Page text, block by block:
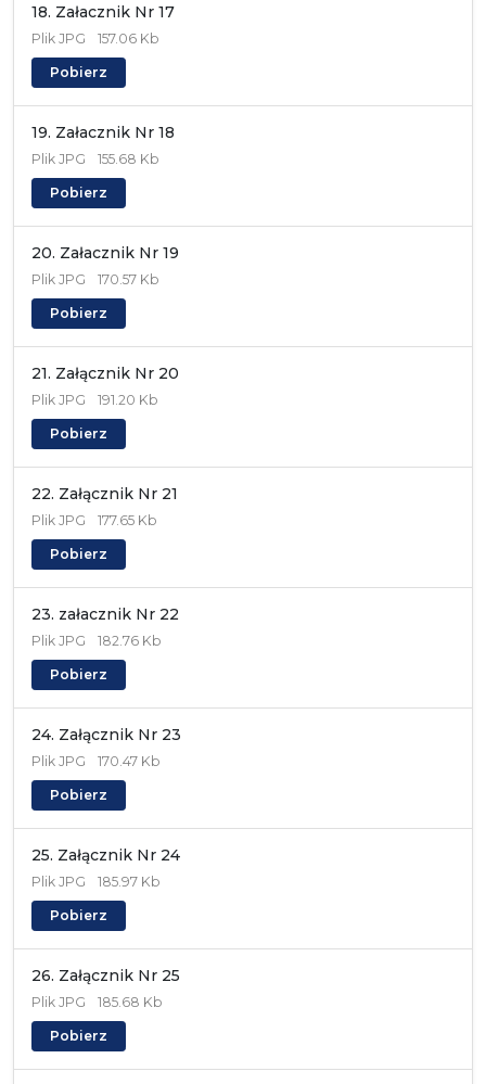
18. Załacznik Nr 17
Plik JPG 157.06 Kb
Pobierz
19. Załacznik Nr 18
Plik JPG 155.68 Kb
Pobierz
20. Załacznik Nr 19
Plik JPG 170.57 Kb
Pobierz
21. Załącznik Nr 20
Plik JPG 191.20 Kb
Pobierz
22. Załącznik Nr 21
Plik JPG 177.65 Kb
Pobierz
23. załacznik Nr 22
Plik JPG 182.76 Kb
Pobierz
24. Załącznik Nr 23
Plik JPG 170.47 Kb
Pobierz
25. Załącznik Nr 24
Plik JPG 185.97 Kb
Pobierz
26. Załącznik Nr 25
Plik JPG 185.68 Kb
Pobierz